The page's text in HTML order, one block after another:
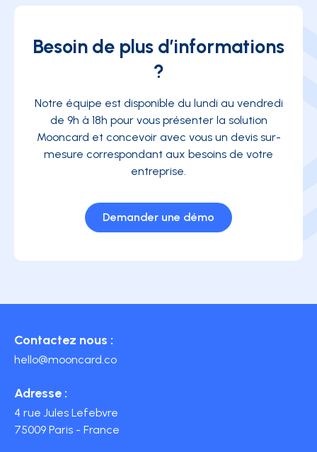
Besoin de plus d’informations
?
Notre équipe est disponible du lundi au vendredi
de 9h à 18h pour vous présenter la solution
Mooncard et concevoir avec vous un devis sur-
mesure correspondant aux besoins de votre
entreprise.
Demander une démo
Contactez nous :
hello@mooncard.co
Adresse :
4 rue Jules Lefebvre
75009 Paris - France